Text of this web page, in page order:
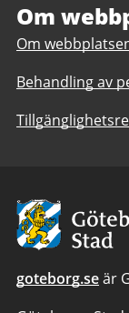
Om
Om
Behandling av
Avsändare:
Göteborgs
Stad
goteborg.seär